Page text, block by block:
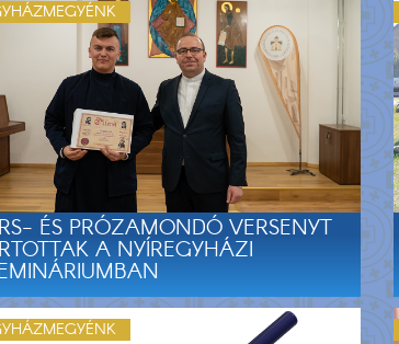
ÉS PRÓZAMONDÓ VERSENYT
A NYÍREGYHÁZI